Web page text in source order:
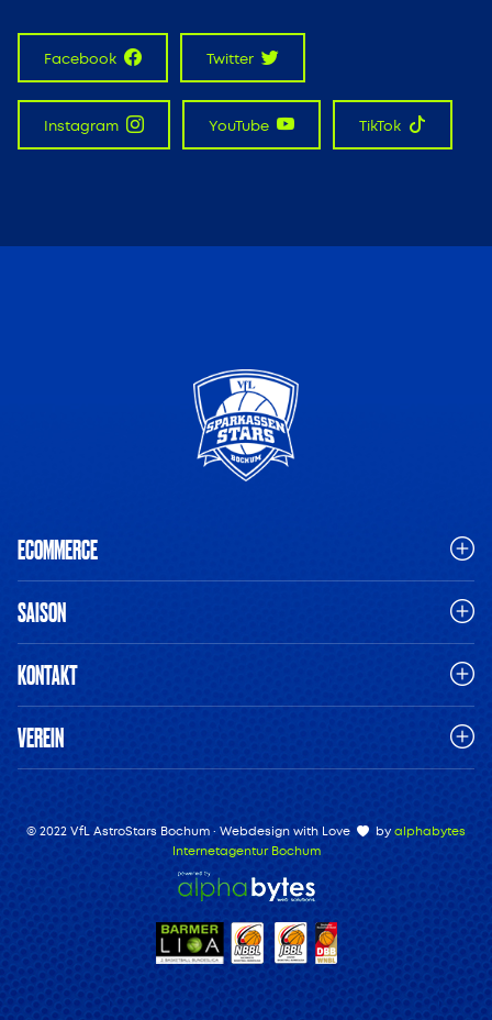
Facebook Twitter
Instagram YouTube TikTok
ECOMMERCE
SAISON
KONTAKT
VEREIN
© 2022 VfL AstroStars Bochum · Webdesign with Love by alphabytes
Internetagentur Bochum